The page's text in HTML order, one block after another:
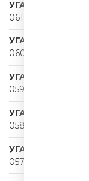
УГАРНЫЙ ПАПА
061
УГАРНЫЙ ПАПА
060
УГАРНЫЙ ПАПА
059
УГАРНЫЙ ПАПА
058
УГАРНЫЙ ПАПА
057